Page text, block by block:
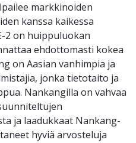
markkinoiden
kanssa kaikessa
2 on huippuluokan
ehdottomasti kokea
on Aasian vanhimpia ja
jonka tietotaito ja
Nankangilla on vahvaa
ja laadukkaat Nankang-
hyviä arvosteluja